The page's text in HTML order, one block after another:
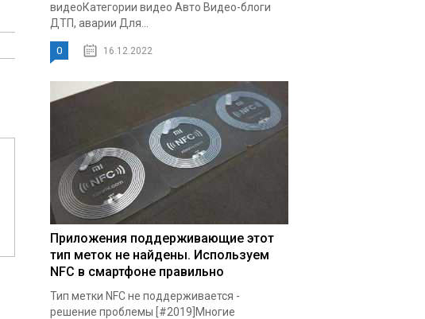
видеоКатегории видео Авто Видео-блоги
ДТП, аварии Для...
0 16.12.2022
Приложения поддерживающие этот
тип меток не найдены. Используем
NFC в смартфоне правильно
Тип метки NFC не поддерживается -
решение проблемы [#2019]Многие